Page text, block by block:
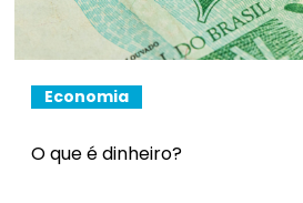
Economia
O que é dinheiro?